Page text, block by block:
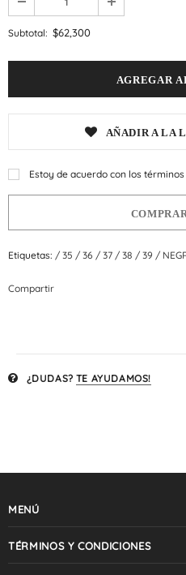
Subtotal: $62,300
AÑADIR A LA
Estoy de acuerdo con los
Etiquetas: / 35 / 36 / 37 / 38 / 39 /
Compartir
¿DUDAS? TE AYUDAMOS!
MENÚ
TÉRMINOS Y CONDICIONES